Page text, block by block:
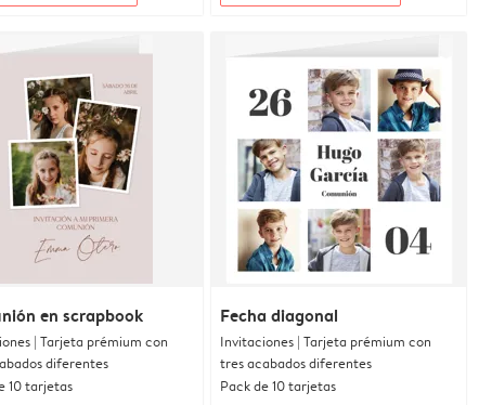
en scrapbook
| Tarjeta prémium con
diferentes
10 tarjetas
Fecha diagonal
Invitaciones | Tarjeta prémium con
tres acabados diferentes
Pack de 10 tarjetas